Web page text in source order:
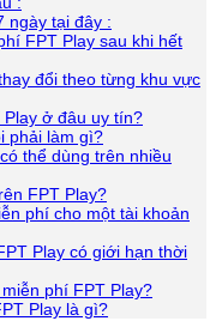
ngày tại đây :
FPT Play sau khi hết
đổi theo từng khu vực
ở đâu uy tín?
phải làm gì?
thể dùng trên nhiều
FPT Play?
phí cho một tài khoản
Play có giới hạn thời
phí FPT Play?
Play là gì?